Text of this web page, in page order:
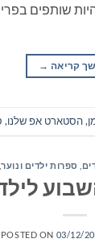
שותפים
קריאה →
,הסטארט אפ שלנו,
ספרות ילדים ונוער,
POSTED ON 03/12/